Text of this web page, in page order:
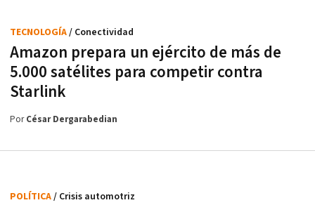
Amazon prepara un ejército de más de
5.000 satélites para competir contra
Starlink
TECNOLOGÍA/ Conectividad
PorCésar Dergarabedian
POLÍTICA/ Crisis automotriz